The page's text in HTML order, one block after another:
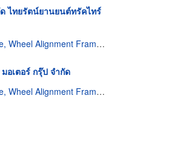
ไทยรัตน์ยานยนต์ทรัคไทร์
Alignment Frame, Balancing
อเตอร์ กรุ๊ป จำกัด
Alignment Frame, Balancing